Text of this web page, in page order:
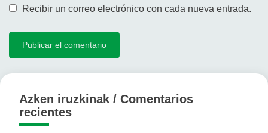
Recibir un correo electrónico con cada nueva entrada.
Azken iruzkinak / Comentarios
recientes